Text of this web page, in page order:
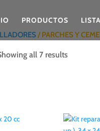
PRODUCTOS
/ PARCHES Y
all 7 results